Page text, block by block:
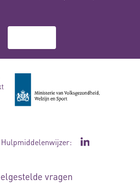
Hulpmiddelenwijzer: Ga naar de
vragen